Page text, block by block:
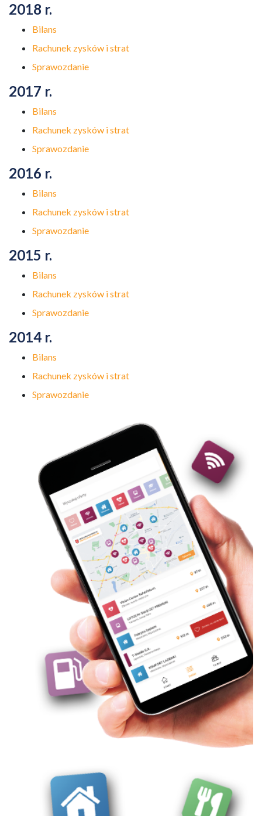
2018 r.
Bilans
Rachunek zysków i strat
Sprawozdanie
2017 r.
Bilans
Rachunek zysków i strat
Sprawozdanie
2016 r.
Bilans
Rachunek zysków i strat
Sprawozdanie
2015 r.
Bilans
Rachunek zysków i strat
Sprawozdanie
2014 r.
Bilans
Rachunek zysków i strat
Sprawozdanie